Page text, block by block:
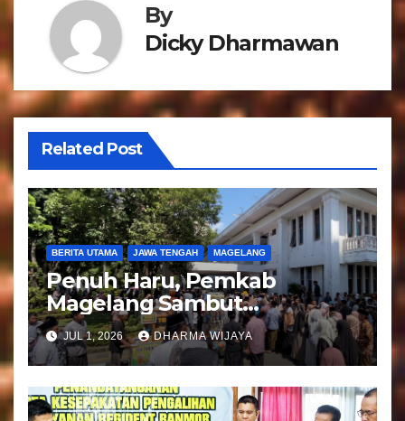
p
o
s
By
Dicky Dharmawan
Related Post
BERITA UTAMA JAWA TENGAH MAGELANG
Penuh Haru, Pemkab
Magelang Sambut
Kepulangan Jemaah Haji
Kloter 81
JUL 1, 2026 DHARMA WIJAYA